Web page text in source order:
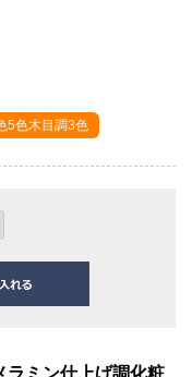
5色木目調3色